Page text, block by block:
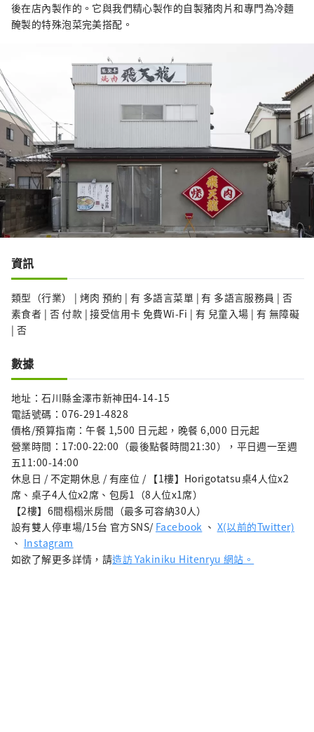
後在店內製作的。它與我們精心製作的自製豬肉片和專門為冷麵
醃製的特殊泡菜完美搭配。
資訊
類型（行業） | 烤肉 預約 | 有 多語言菜單 | 有 多語言服務員 | 否
素食者 | 否 付款 | 接受信用卡 免費Wi-Fi | 有 兒童入場 | 有 無障礙
| 否
數據
地址：石川縣金澤市新神田4-14-15
電話號碼：076-291-4828
價格/預算指南：午餐 1,500 日元起，晚餐 6,000 日元起
營業時間：17:00-22:00（最後點餐時間21:30），平日週一至週
五11:00-14:00
休息日 / 不定期休息 / 有座位 / 【1樓】Horigotatsu桌4人位x2
席、桌子4人位x2席、包房1（8人位x1席）
【2樓】6間榻榻米房間（最多可容納30人）
設有雙人停車場/15台 官方SNS/ Facebook 、 X(以前的Twitter)
、 Instagram
如欲了解更多詳情，請造訪 Yakiniku Hitenryu 網站。